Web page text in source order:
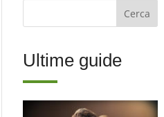
Ultime guide